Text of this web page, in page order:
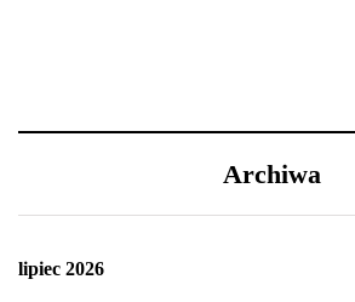
Archiwa
lipiec 2026